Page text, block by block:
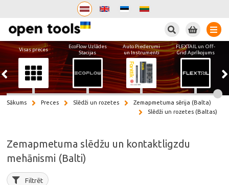
Visas preces
EcoFlow Uzlādes
Stacijas
Auto Piederumi
un Instrumenti
FLEXTAIL un Off-
Grid Aprīkojums
Sākums Preces Slēdži un rozetes
Zemapmetuma sērija (Balta)
Slēdži un rozetes (Baltas)
Zemapmetuma slēdžu un kontaktligzdu
mehānismi (Balti)
Filtrēt